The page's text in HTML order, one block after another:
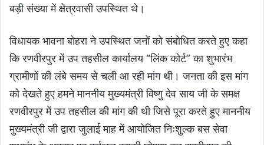
बड़ी संख्या में क्षेत्रवासी उपस्थित थे।
विधायक भावना बोहरा ने उपस्थित जनों को संबोधित करते हुए कहा
कि रणवीरपुर में उप तहसील कार्यालय “लिंक कोर्ट” का शुभारंभ
ग्रामीणों की लंबे समय से चली आ रही मांग थी। जनता की इस मांग
को देखते हुए हमने माननीय मुख्यमंत्री विष्णु देव साय जी के समक्ष
रणवीरपुर में उप तहसील की मांग की थी जिसे पूरा करते हुए माननीय
मुख्यमंत्री जी द्वारा जुलाई माह में आयोजित निःशुल्क बस सेवा